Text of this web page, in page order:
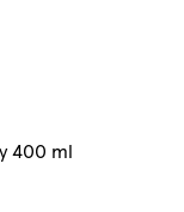
400 ml